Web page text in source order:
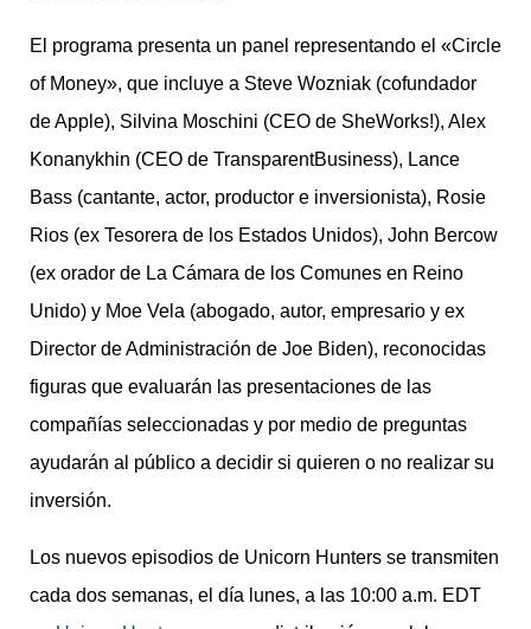
El programa presenta un panel representando el «Circle
of Money», que incluye a Steve Wozniak (cofundador
de Apple), Silvina Moschini (CEO de SheWorks!), Alex
Konanykhin (CEO de TransparentBusiness), Lance
Bass (cantante, actor, productor e inversionista), Rosie
Rios (ex Tesorera de los Estados Unidos), John Bercow
(ex orador de La Cámara de los Comunes en Reino
Unido) y Moe Vela (abogado, autor, empresario y ex
Director de Administración de Joe Biden), reconocidas
figuras que evaluarán las presentaciones de las
compañías seleccionadas y por medio de preguntas
ayudarán al público a decidir si quieren o no realizar su
inversión.
Los nuevos episodios de Unicorn Hunters se transmiten
cada dos semanas, el día lunes, a las 10:00 a.m. EDT